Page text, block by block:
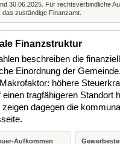
30.06.2025. Für rechtsverbindliche
das zuständige Finanzamt.
Finanzstruktur
beschreiben die
Einordnung der
höhere
einen tragfähigeren Standort
dagegen die
Aufkommen